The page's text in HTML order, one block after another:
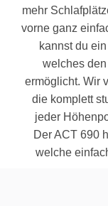
mehr
vorne ganz
kannst du
welches
ermöglicht. Wir
die komplett
jeder
Der ACT 690
welche